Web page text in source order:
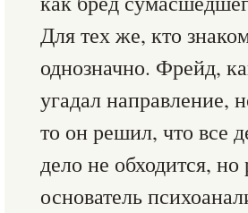
Для тех же, кто
однозначно. Фрейд,
угадал направление,
то он решил, что все
дело не обходится,
основатель